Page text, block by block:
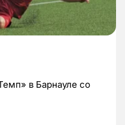
в Барнауле со